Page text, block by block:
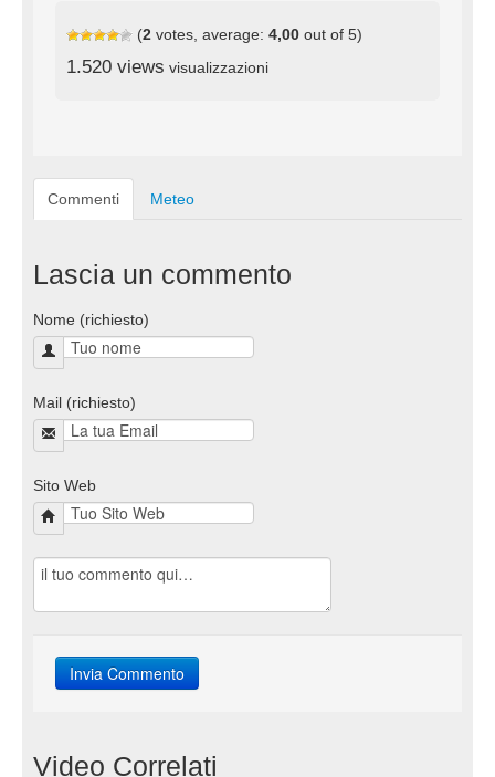
(2 votes, average: 4,00 out of 5)
1.520 views visualizzazioni
Commenti Meteo
Lascia un commento
Nome (richiesto)
Mail (richiesto)
Sito Web
Video Correlati